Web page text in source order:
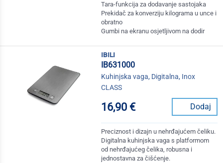
Tara-funkcija za dodavanje sastojaka
Prekidač za konverziju kilograma u unce i
obratno
Gumbi na ekranu osjetljivom na dodir
ibili
IB631000
Kuhinjska vaga, Digitalna, Inox
CLASS
16,90 € Dodaj
Preciznost i dizajn u nehrđajućem čeliku.
Digitalna kuhinjska vaga s platformom
od nehrđajućeg čelika, robusna i
jednostavna za čišćenje.